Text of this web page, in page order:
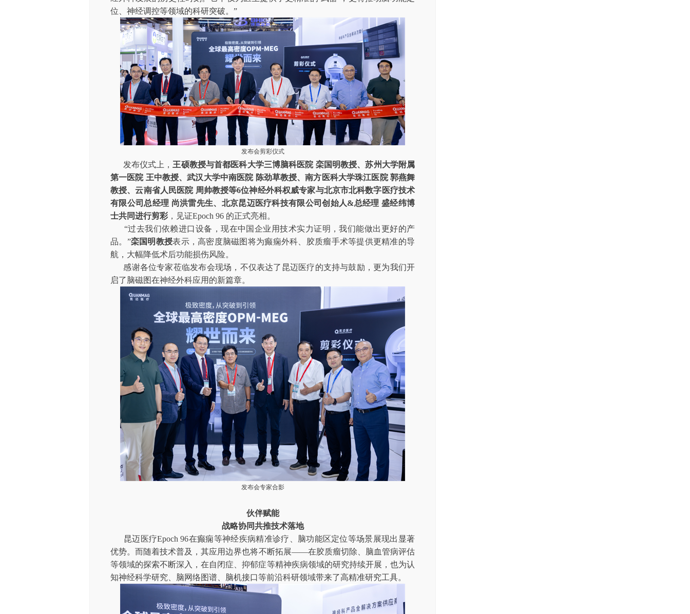
位、神经调控等领域的科研突破。”
发布会剪彩仪式
发布仪式上， 王硕教授与首都医科大学三博脑科医院 栾国明教授、苏州大学附属
第一医院 王中教授、武汉大学中南医院 陈劲草教授、南方医科大学珠江医院 郭燕舞
教授、云南省人民医院 周帅教授等6位神经外科权威专家与北京市北科数字医疗技术
有限公司总经理 尚洪雷先生、北京昆迈医疗科技有限公司创始人&总经理 盛经纬博
士共同进行剪彩 ，见证Epoch 96 的正式亮相。
“过去我们依赖进口设备，现在中国企业用技术实力证明，我们能做出更好的产
品。”栾国明教授表示，高密度脑磁图将为癫痫外科、胶质瘤手术等提供更精准的导
航，大幅降低术后功能损伤风险。
感谢各位专家莅临发布会现场，不仅表达了昆迈医疗的支持与鼓励，更为我们开
启了脑磁图在神经外科应用的新篇章。
发布会专家合影
伙伴赋能
战略协同共推技术落地
昆迈医疗Epoch 96在癫痫等神经疾病精准诊疗、脑功能区定位等场景展现出显著
优势。而随着技术普及，其应用边界也将不断拓展——在胶质瘤切除、脑血管病评估
等领域的探索不断深入，在自闭症、抑郁症等精神疾病领域的研究持续开展，也为认
知神经科学研究、脑网络图谱、脑机接口等前沿科研领域带来了高精准研究工具。